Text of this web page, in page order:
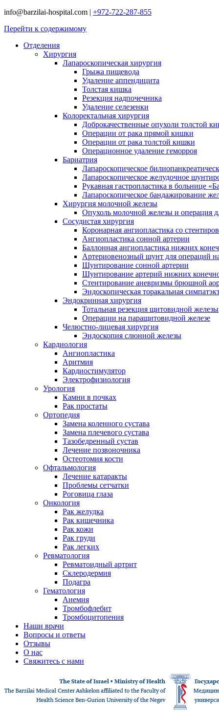
info@barzilai-hospital.com | +972-722-287-855
Перейти к содержимому
Отделения
Хирургия
Лапароскопическая хирургия
Грыжа пищевода
Удаление аппендицита
Толстая кишка
Резекция надпочечника
Удаление селезенки
Колоректальная хирургия
Доброкачественные опухоли толстой
Операции от рака прямой кишки
Операции от рака толстой кишки
Операционное удаление геморроя
Бариатрия
Лапароскопическое
Лапароскопическое желудочное
Рукавная гастропластика в больнице
Лапароскопическое бандажирование
Хирургия молочной железы
Опухоль молочной железы и операция
Сосудистая хирургия
Коронарная ангиопластика со
Ангиопластика сонной артерии
Баллонная ангиопластика нижних
Артериовенозный шунт для операций
Шунтирование сонной артерии
Шунтирование артерий нижних
Стентирование аневризмы брюшной
Эндоскопическая торакальная
Эндокринная хирургия
Тотальная резекция щитовидной железы
Операции на паращитовидной железе
Челюстно-лицевая хирургия
Эндоскопия слюнной железы
Кардиология
Ангиопластика
Аритмия
Кардиостимулятор
Электрофизиология
Урология
Камни в почках
Рак простаты
Ортопедия
Замена коленного сустава
Замена плечевого сустава
Тазобедренный сустав
Лечение позвоночника
Остеотомия кости
Офтальмология
Лечение катаракты
Проблемы сетчатки
Роговица глаза
Онкология
Рак желудка
Рак кишечника
Рак кожи
Рак груди
Рак легких
Ревматология
Ревматоидный артрит
Склеродермия
Подагра
Гематология
Анемия
Тромбофлебит
Тромбоцитопения
Наши врачи
Вопросы и ответы
Отзывы
О нас
Свяжитесь с нами